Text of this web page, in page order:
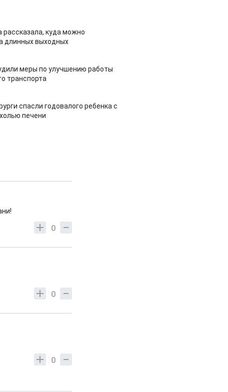
рассказала, куда можно
длинных выходных
меры по улучшению работы
транспорта
спасли годовалого ребенка с
печени
0
0
0